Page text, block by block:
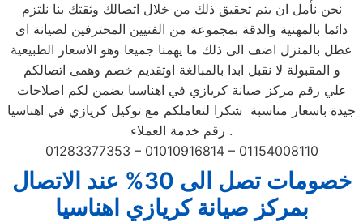
نحن نأمل ان يتم تحقيق ذلك من خلال اتصالك وثقتك بنا نلتزم
دائما بالمهنية والدقة بمجموعة من الفنيين المحترفين لصيانة اى
عطل بالمنزل اضف الى ذلك ما يهمنا جميعا وهو الاسعار الطبيعية
و المقبولة لا نقبل ابدا بالمبالغة اوتقديم خصم وهمى اتصالكم
علي رقم مركز صيانة كريازي في اهناسيا يضمن لكم اصلاحات
جيدة باسعار مناسبة شكرا لتعاملكم مع توكيل كريازي في اهناسيا
رقم خدمة العملاء .
01283377353 – 01010916814 – 01154008110
خصومات تصل الى 30% عند الاتصال
بمركز صيانة كريازي اهناسيا